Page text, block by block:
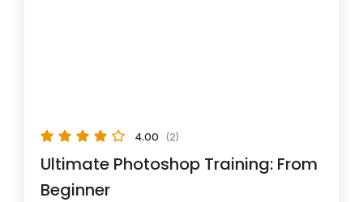
4.00 (2)
Ultimate Photoshop Training: From
Beginner